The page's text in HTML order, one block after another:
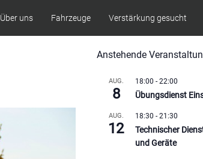
Über uns Fahrzeuge Verstärkung gesucht
Anstehende
AUG.
8
18:00 -22:00
Übungsdienst
AUG.
12
18:30 -21:30
Technischer
und Geräte